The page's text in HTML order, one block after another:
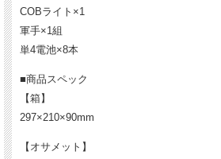
COBライト×1
軍手×1組
単4電池×8本
■商品スペック
【箱】
297×210×90mm
【オサメット】